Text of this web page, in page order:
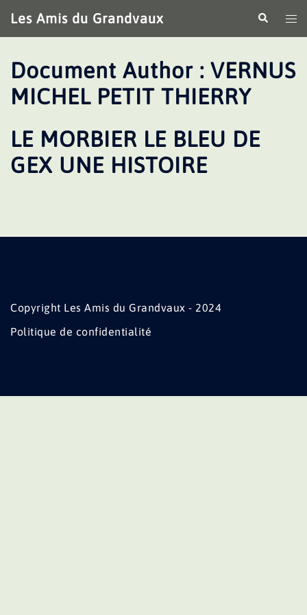
au
contenu
Les Amis du Grandvaux
le
Document Author : VERNUS
MICHEL PETIT THIERRY
LE MORBIER LE BLEU DE
GEX UNE HISTOIRE
Copyright Les Amis du Grandvaux - 2024
Politique de confidentialité